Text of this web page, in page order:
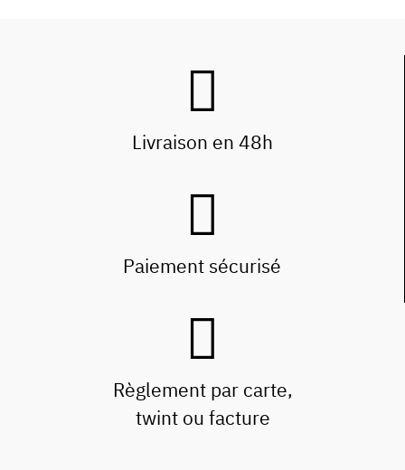
Livraison en 48h
Paiement sécurisé
Règlement par carte,
twint ou facture